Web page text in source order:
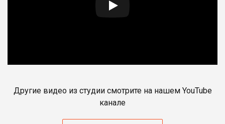
Другие видео из студии смотрите на нашем YouTube
канале